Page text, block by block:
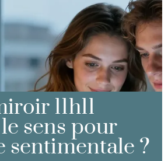
11h11
sens pour
sentimentale ?